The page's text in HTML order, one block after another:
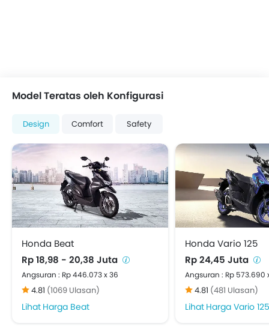
Model Teratas oleh Konfigurasi
Design Comfort Safety
Honda Beat
Rp 18,98 - 20,38 Juta
Angsuran : Rp 446.073 x 36
4.81 (1069 Ulasan)
Harga Beat
Honda Vario 125
Rp 24,45 Juta
Angsuran : Rp 573.690
4.81 (481 Ulasan)
Harga Vario 125